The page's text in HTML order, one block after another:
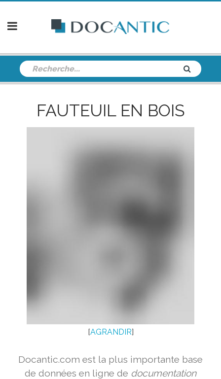
FAUTEUIL EN BOIS
[AGRANDIR]
Docantic.com est la plus importante base
de données en ligne de documentation